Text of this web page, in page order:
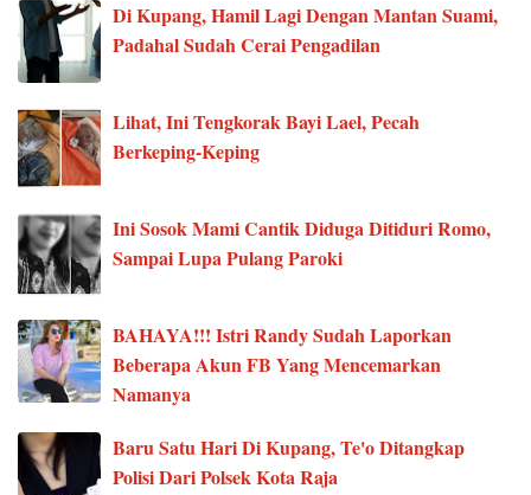
Di Kupang, Hamil Lagi Dengan Mantan Suami,
Padahal Sudah Cerai Pengadilan
Lihat, Ini Tengkorak Bayi Lael, Pecah
Berkeping-Keping
Ini Sosok Mami Cantik Diduga Ditiduri Romo,
Sampai Lupa Pulang Paroki
BAHAYA!!! Istri Randy Sudah Laporkan
Beberapa Akun FB Yang Mencemarkan
Namanya
Baru Satu Hari Di Kupang, Te'o Ditangkap
Polisi Dari Polsek Kota Raja